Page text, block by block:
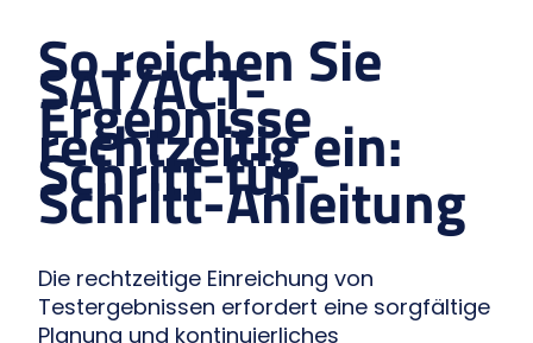
So reichen Sie
SAT/ACT-
Ergebnisse
rechtzeitig ein:
Schritt-für-
Schritt-Anleitung
Die rechtzeitige Einreichung von
Testergebnissen erfordert eine sorgfältige
Planung und kontinuierliches